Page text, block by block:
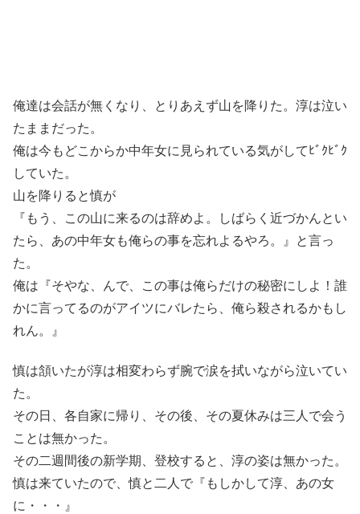
俺達は会話が無くなり、とりあえず山を降りた。淳は泣い
たままだった。
俺は今もどこからか中年女に見られている気がしてﾋﾞｸﾋﾞｸ
していた。
山を降りると慎が
『もう、この山に来るのは辞めよ。しばらく近づかんとい
たら、あの中年女も俺らの事を忘れよるやろ。』と言っ
た。
俺は『そやな、んで、この事は俺らだけの秘密にしよ！誰
かに言ってるのがアイツにバレたら、俺ら殺されるかもし
れん。』
慎は頷いたが淳は相変わらず腕で涙を拭いながら泣いてい
た。
その日、各自家に帰り、その後、その夏休みは三人で会う
ことは無かった。
その二週間後の新学期、登校すると、淳の姿は無かった。
慎は来ていたので、慎と二人で『もしかして淳、あの女
に・・・』